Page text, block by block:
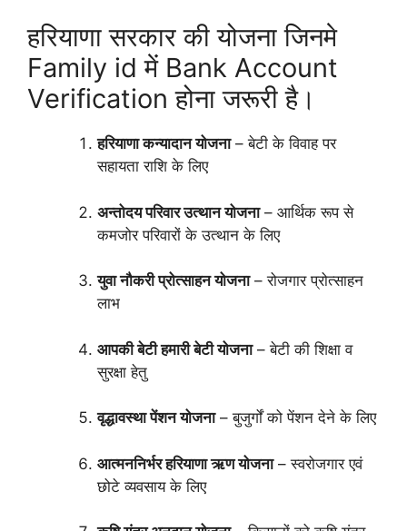
हरियाणा सरकार की योजना जिनमे
Family id में Bank Account
Verification होना जरूरी है।
हरियाणा कन्यादान योजना– बेटी के विवाह पर
सहायता राशि के लिए
अन्तोदय परिवार उत्थान योजना– आर्थिक रूप से
कमजोर परिवारों के उत्थान के लिए
युवा नौकरी प्रोत्साहन योजना– रोजगार प्रोत्साहन
लाभ
आपकी बेटी हमारी बेटी योजना– बेटी की शिक्षा व
सुरक्षा हेतु
वृद्धावस्था पेंशन योजना– बुजुर्गों को पेंशन देने के लिए
आत्मननिर्भर हरियाणा ऋण योजना– स्वरोजगार एवं
छोटे व्यवसाय के लिए